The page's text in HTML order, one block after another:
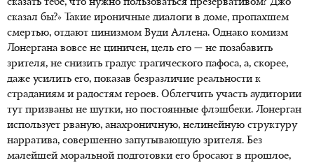
сказать тебе, что нужно пользоваться презервативом? Джо
сказал бы?» Такие ироничные диалоги в доме, пропахшем
смертью, отдают цинизмом Вуди Аллена. Однако комизм
Лонергана вовсе не циничен, цель его — не позабавить
зрителя, не снизить градус трагического пафоса, а, скорее,
даже усилить его, показав безразличие реальности к
страданиям и радостям героев. Облегчить участь аудитории
тут призваны не шутки, но постоянные флэшбеки. Лонерган
использует рваную, анахроничную, нелинейную структуру
нарратива, совершенно запутывающую зрителя. Без
малейшей моральной подготовки его бросают в прошлое,